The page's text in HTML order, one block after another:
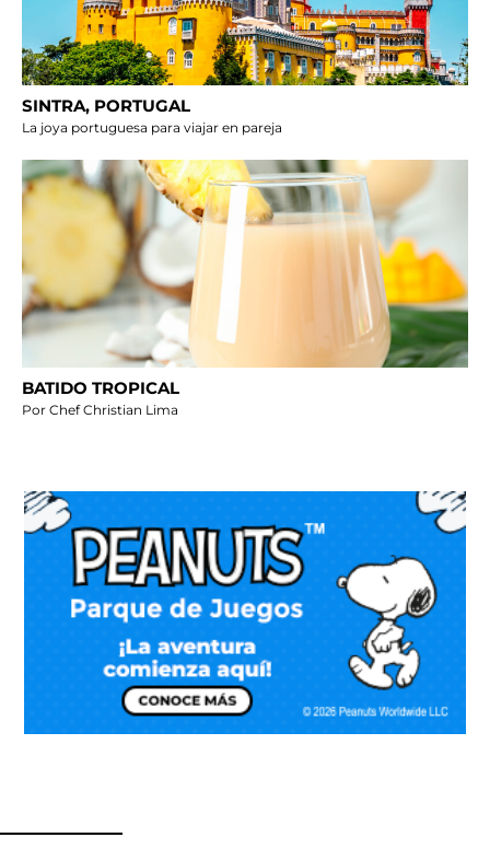
SINTRA, PORTUGAL
La joya portuguesa para viajar en pareja
BATIDO TROPICAL
Por Chef Christian Lima